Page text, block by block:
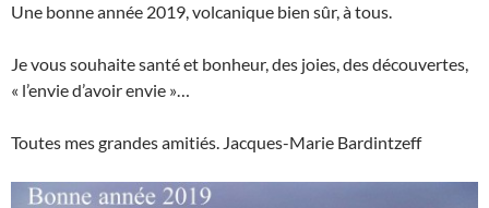
Une bonne année 2019, volcanique bien sûr, à tous.
Je vous souhaite santé et bonheur, des joies, des découvertes,
« l’envie d’avoir envie »…
Toutes mes grandes amitiés. Jacques-Marie Bardintzeff